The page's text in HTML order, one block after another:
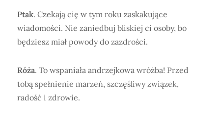
Ptak. Czekają cię w tym roku zaskakujące
wiadomości. Nie zaniedbuj bliskiej ci osoby, bo
będziesz miał powody do zazdrości.
Róża. To wspaniała andrzejkowa wróżba! Przed
tobą spełnienie marzeń, szczęśliwy związek,
radość i zdrowie.